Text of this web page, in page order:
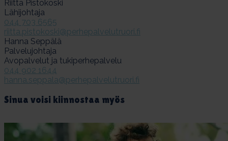
Riitta Pistokoski
Lähijohtaja
044 703 6565
riitta.pistokoski@perhepalvelutruori.fi
Hanna Seppälä
Palvelujohtaja
Avopalvelut ja tukiperhepalvelu
044 902 1644
hanna.seppala@perhepalvelutruori.fi
Si­nua voi­si kiin­nos­taa myös